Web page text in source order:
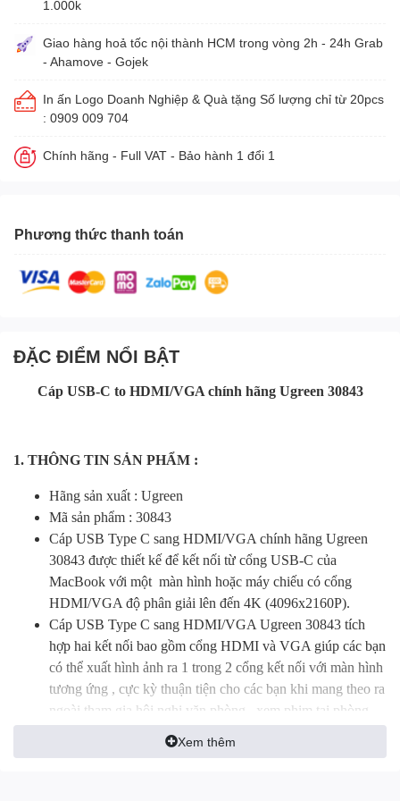
1.000k
Giao hàng hoả tốc nội thành HCM trong vòng 2h - 24h Grab
- Ahamove - Gojek
In ấn Logo Doanh Nghiệp & Quà tặng Số lượng chỉ từ 20pcs
: 0909 009 704
Chính hãng - Full VAT - Bảo hành 1 đổi 1
Phương thức thanh toán
ĐẶC ĐIỂM NỔI BẬT
Cáp USB-C to HDMI/VGA chính hãng Ugreen 30843
1. THÔNG TIN SẢN PHẨM :
Hãng sản xuất : Ugreen
Mã sản phẩm : 30843
Cáp USB Type C sang HDMI/VGA chính hãng Ugreen
30843 được thiết kế để kết nối từ cổng USB-C của
MacBook với một màn hình hoặc máy chiếu có cổng
HDMI/VGA độ phân giải lên đến 4K (4096x2160P).
Cáp USB Type C sang HDMI/VGA Ugreen 30843 tích
hợp hai kết nối bao gồm cổng HDMI và VGA giúp các bạn
có thể xuất hình ảnh ra 1 trong 2 cổng kết nối với màn hình
tương ứng , cực kỳ thuận tiện cho các bạn khi mang theo ra
ngoài tham gia hội nghị văn phòng , xem phim tại phòng
chiếu phim gia đình hoặc tổ chức trình chiếu sự kiện...
Xem thêm